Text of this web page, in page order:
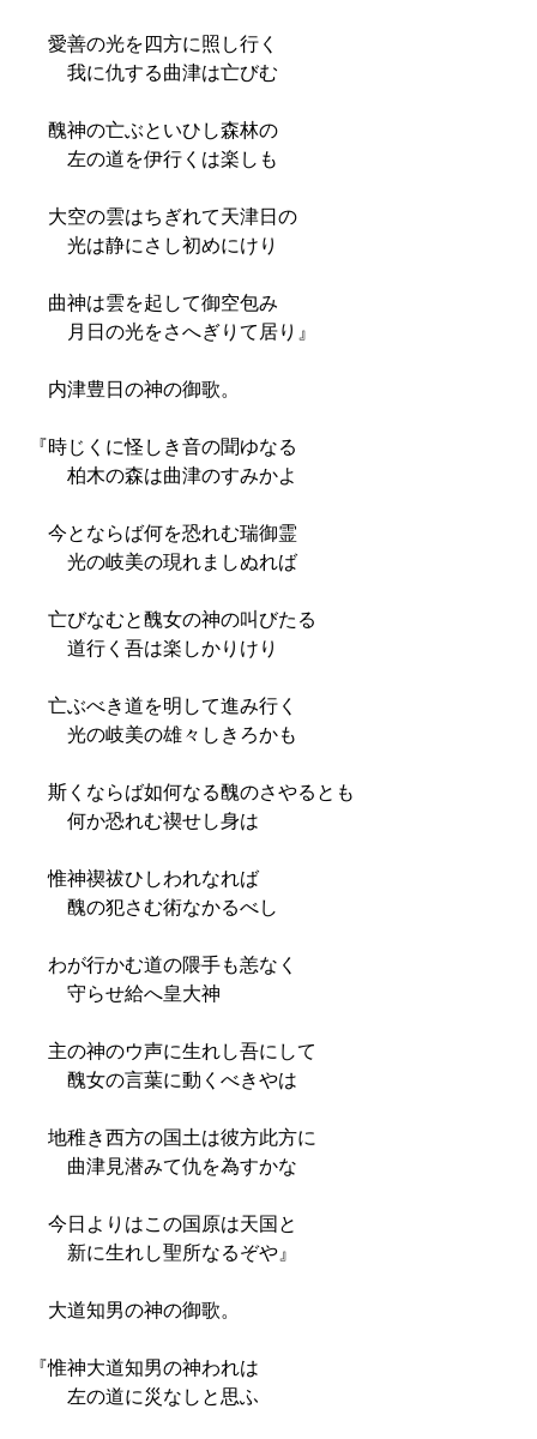
愛善の光を四方に照し行く
我に仇する曲津は亡びむ
醜神の亡ぶといひし森林の
左の道を伊行くは楽しも
大空の雲はちぎれて天津日の
光は静にさし初めにけり
曲神は雲を起して御空包み
月日の光をさへぎりて居り』
内津豊日の神の御歌。
『時じくに怪しき音の聞ゆなる
柏木の森は曲津のすみかよ
今とならば何を恐れむ瑞御霊
光の岐美の現れましぬれば
亡びなむと醜女の神の叫びたる
道行く吾は楽しかりけり
亡ぶべき道を明して進み行く
光の岐美の雄々しきろかも
斯くならば如何なる醜のさやるとも
何か恐れむ禊せし身は
惟神禊祓ひしわれなれば
醜の犯さむ術なかるべし
わが行かむ道の隈手も恙なく
守らせ給へ皇大神
主の神のウ声に生れし吾にして
醜女の言葉に動くべきやは
地稚き西方の国土は彼方此方に
曲津見潜みて仇を為すかな
今日よりはこの国原は天国と
新に生れし聖所なるぞや』
大道知男の神の御歌。
『惟神大道知男の神われは
左の道に災なしと思ふ